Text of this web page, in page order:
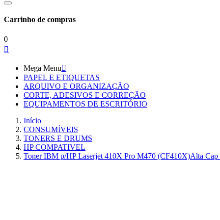
Carrinho de compras
0

Mega Menu
PAPEL E ETIQUETAS
ARQUIVO E ORGANIZAÇÃO
CORTE, ADESIVOS E CORREÇÃO
EQUIPAMENTOS DE ESCRITÓRIO
Início
CONSUMÍVEIS
TONERS E DRUMS
HP COMPATIVEL
Toner IBM p/HP Laserjet 410X Pro M470 (CF410X)Alta Cap